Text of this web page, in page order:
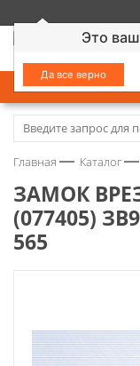
Это
Да все верно
КАТАЛОГ
Замочно-скобяные
Колеса
Нержавейка
Главная Каталог
ЗАМОК
(077405)
565